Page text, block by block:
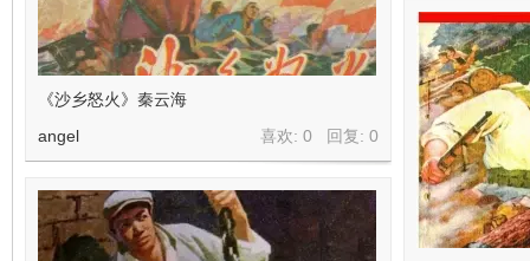
《沙乡怒火》秦云海
喜欢: 0 回复: 0
angel